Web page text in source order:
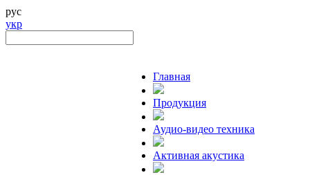
рус
укр
Главная
Продукция
Аудио-видео техника
Активная акустика